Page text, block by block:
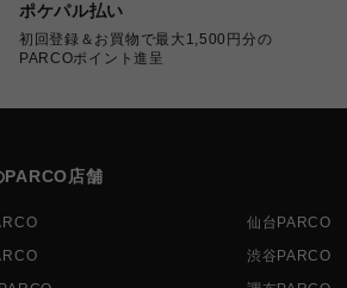
ポケパル払い
初回登録＆お買物で最大1,500円分の
PARCOポイント進呈
PARCO店舗
仙台PARCO
渋谷PARCO